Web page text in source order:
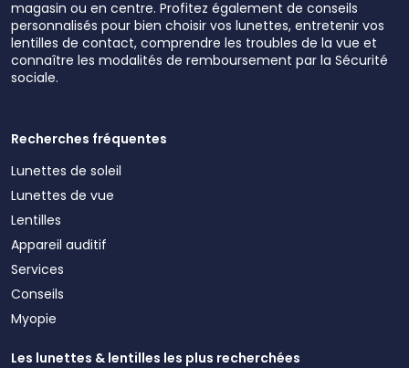
magasin ou en centre. Profitez également de conseils
personnalisés pour bien choisir vos lunettes, entretenir vos
lentilles de contact, comprendre les troubles de la vue et
connaître les modalités de remboursement par la Sécurité
sociale.
Recherches fréquentes
Lunettes de soleil
Lunettes de vue
Lentilles
Appareil auditif
Services
Conseils
Myopie
Les lunettes & lentilles les plus recherchées